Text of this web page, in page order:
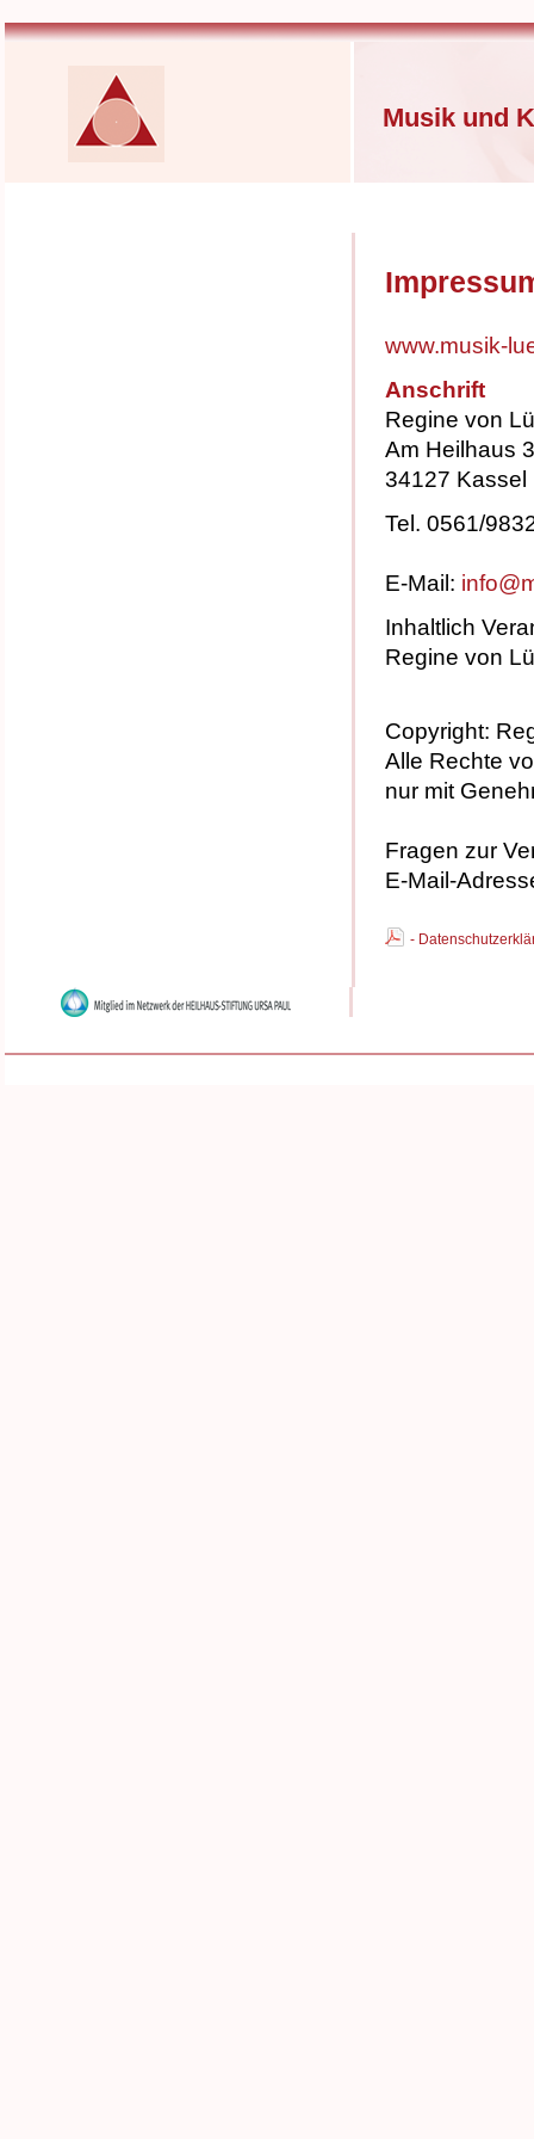
Musik und
www.musik-
Anschrift
Regine von
Am Heilhaus 3
34127 Kassel
Tel. 0561/
E-Mail:
Inhaltlich
Regine von
Copyright:
Alle Rechte
nur mit
Fragen zur
E-Mail-
-